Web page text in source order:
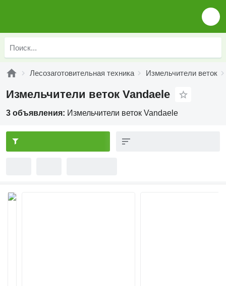
Лесозаготовительная техника Измельчители веток
Измельчители веток Vandaele
3 объявления: Измельчители веток Vandaele